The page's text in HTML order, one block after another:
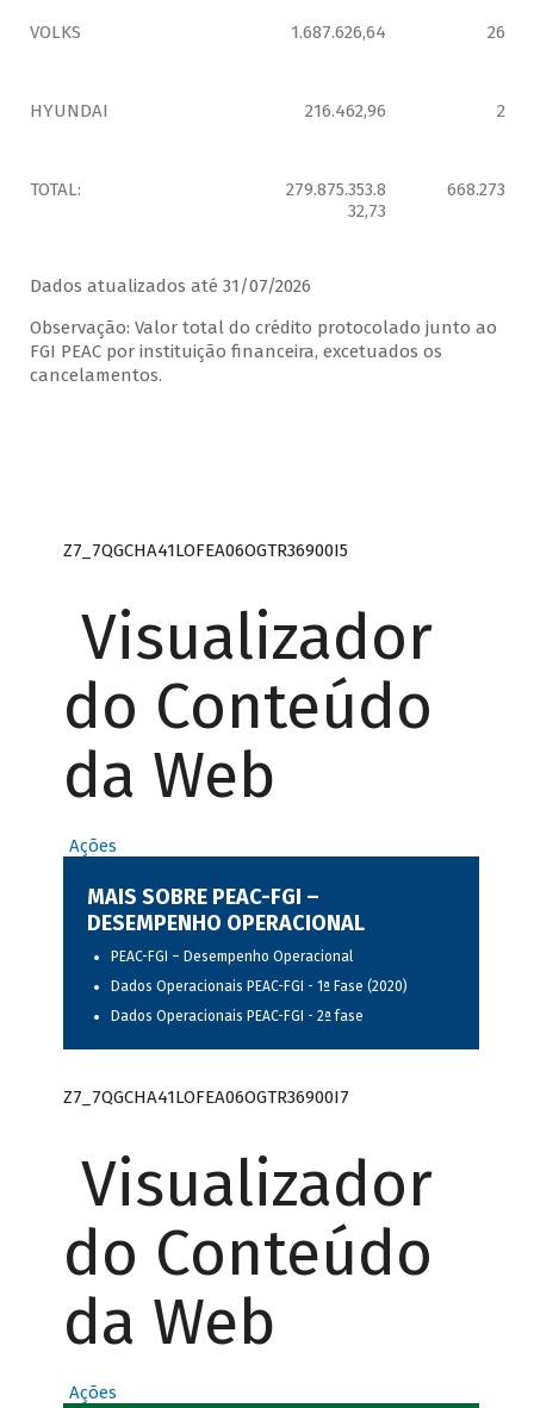
Z7_7QGCHA41LOFEA06OGTR36900I5
Visualizador
do Conteúdo
da Web
Ações
MAIS SOBRE PEAC-FGI –
DESEMPENHO OPERACIONAL
PEAC-FGI – Desempenho Operacional
Dados Operacionais PEAC-FGI - 1ª Fase (2020)
Dados Operacionais PEAC-FGI - 2ª fase
Z7_7QGCHA41LOFEA06OGTR36900I7
Visualizador
do Conteúdo
da Web
Ações